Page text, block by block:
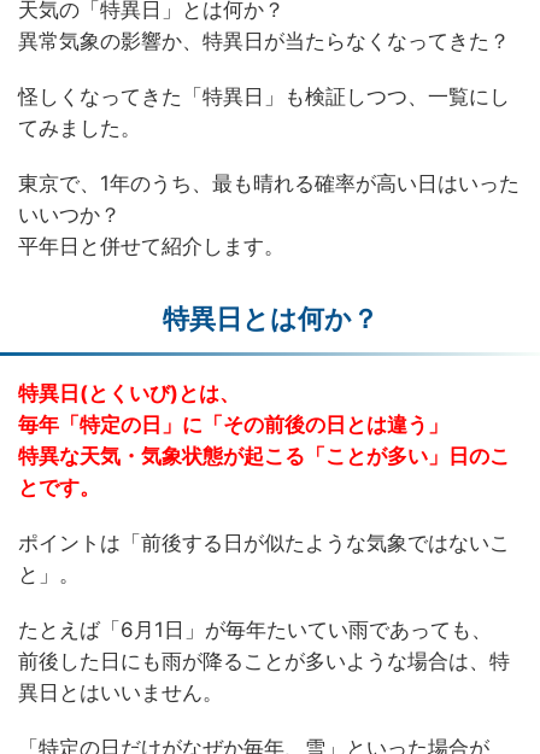
天気の「特異日」とは何か？
異常気象の影響か、特異日が当たらなくなってきた？
怪しくなってきた「特異日」も検証しつつ、一覧にし
てみました。
東京で、1年のうち、最も晴れる確率が高い日はいった
いいつか？
平年日と併せて紹介します。
特異日とは何か？
特異日(とくいび)とは、
毎年「特定の日」に「その前後の日とは違う」
特異な天気・気象状態が起こる「ことが多い」日のこ
とです。
ポイントは「前後する日が似たような気象ではないこ
と」。
たとえば「6月1日」が毎年たいてい雨であっても、
前後した日にも雨が降ることが多いような場合は、特
異日とはいいません。
「特定の日だけがなぜか毎年、雪」といった場合が